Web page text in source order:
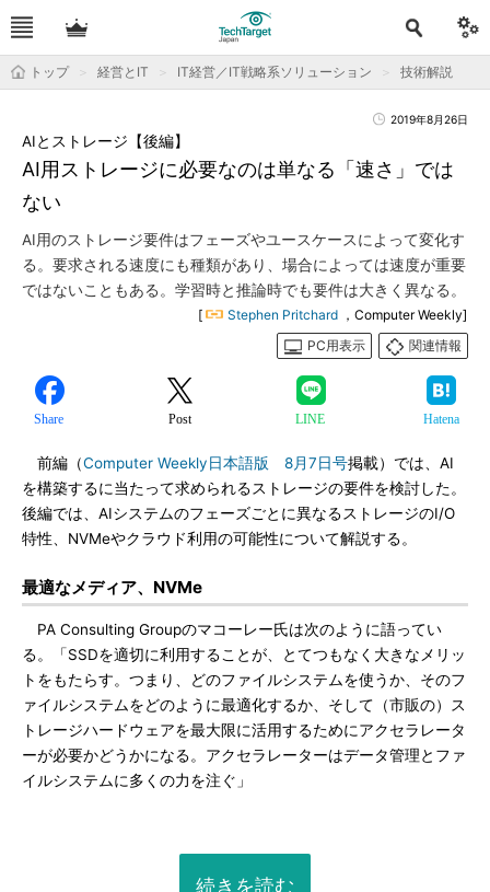
トップ 経営とIT IT経営／IT戦略系ソリューション 技術解説
2019年8月26日
AI用ストレージに必要なのは単なる「速さ」では
ない
AIとストレージ【後編】
AI用のストレージ要件はフェーズやユースケースによって変化す
る。要求される速度にも種類があり、場合によっては速度が重要
ではないこともある。学習時と推論時でも要件は大きく異なる。
[ Stephen Pritchard ，Computer Weekly]
PC用表示
関連情報
Share Post LINE Hatena
前編（Computer Weekly日本語版 8月7日号掲載）では、AI
を構築するに当たって求められるストレージの要件を検討した。
後編では、AIシステムのフェーズごとに異なるストレージのI/O
特性、NVMeやクラウド利用の可能性について解説する。
最適なメディア、NVMe
PA Consulting Groupのマコーレー氏は次のように語ってい
る。「SSDを適切に利用することが、とてつもなく大きなメリッ
トをもたらす。つまり、どのファイルシステムを使うか、そのフ
ァイルシステムをどのように最適化するか、そして（市販の）ス
トレージハードウェアを最大限に活用するためにアクセラレータ
ーが必要かどうかになる。アクセラレーターはデータ管理とファ
イルシステムに多くの力を注ぐ」
続きを読む